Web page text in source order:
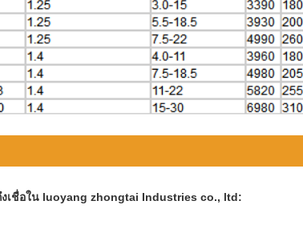
งเชื่อใน luoyang zhongtai Industries co., ltd: